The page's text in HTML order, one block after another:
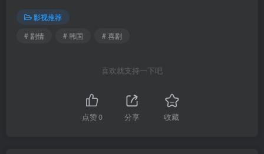
影视推荐
# 剧情
# 韩国 # 喜剧
喜欢就支持一下吧
点赞0 分享 收藏